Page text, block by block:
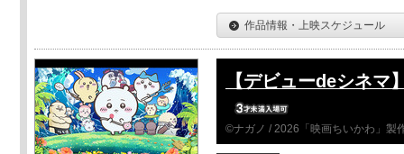
作品情報・上映スケジュール
【デビューdeシネマ
©ナガノ / 2026「映画ちいかわ」製